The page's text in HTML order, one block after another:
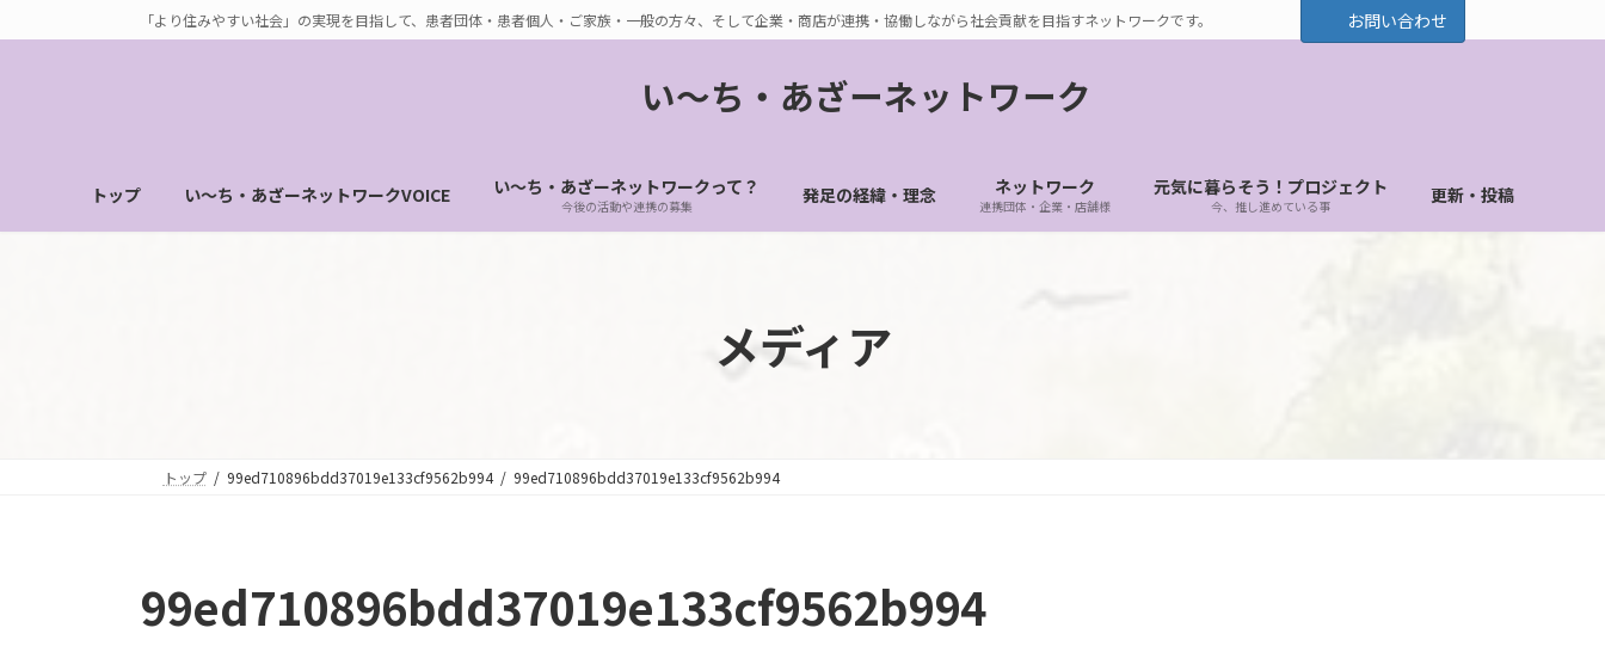
ン
キ
ビ
に
「より住みやすい社会」の実現を目指して、患者団体・患者個人・ご家族・一般の方々、そして企業・商店が連携・協働しながら社会貢献を目指すネットワークです。 お問い合わせ
い〜ち・あざーネットワーク
トップ い～ち・あざーネットワークVOICE い～ち・あざーネットワークって？
今後の活動や連携の募集 発足の経緯・理念 ネットワーク
連携団体・企業・店舗様
元気に暮らそう！プロジェクト
今、推し進めている事 更新・投稿
メディア
トップ 99ed710896bdd37019e133cf9562b994 99ed710896bdd37019e133cf9562b994
99ed710896bdd37019e133cf9562b994